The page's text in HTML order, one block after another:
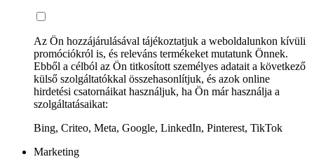
Az Ön hozzájárulásával tájékoztatjuk a weboldalunkon kívüli
promóciókról is, és releváns termékeket mutatunk Önnek.
Ebből a célból az Ön titkosított személyes adatait a következő
külső szolgáltatókkal összehasonlítjuk, és azok online
hirdetési csatornáikat használjuk, ha Ön már használja a
szolgáltatásaikat:
Bing, Criteo, Meta, Google, LinkedIn, Pinterest, TikTok
Marketing